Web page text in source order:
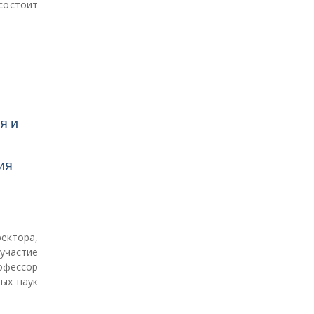
и
наук